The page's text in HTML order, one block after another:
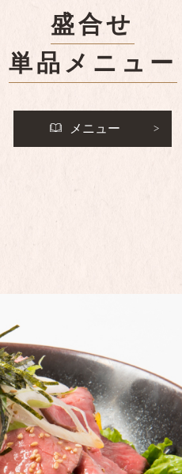
盛合せ
単品メニュー
メニュー